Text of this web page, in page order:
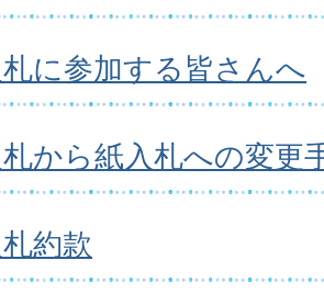
に参加する皆さんへ
から紙入札への変更
約款